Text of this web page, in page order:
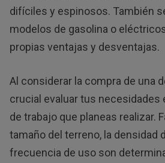
difíciles y espinosos. También
modelos de gasolina o
propias ventajas y desventajas.
Al considerar la compra de una
crucial evaluar tus
de trabajo que planeas realizar.
tamaño del terreno, la densidad
frecuencia de uso son